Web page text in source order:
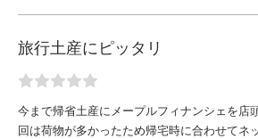
旅行土産にピッタリ
今まで帰省土産にメープルフィナンシェを店
回は荷物が多かったため帰宅時に合わせてネ